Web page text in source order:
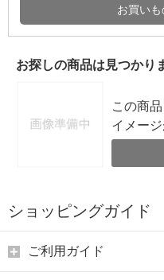
お買い
お探しの商品は見つかり
この商品
イメー
ショッピングガイド
ご利用ガイド